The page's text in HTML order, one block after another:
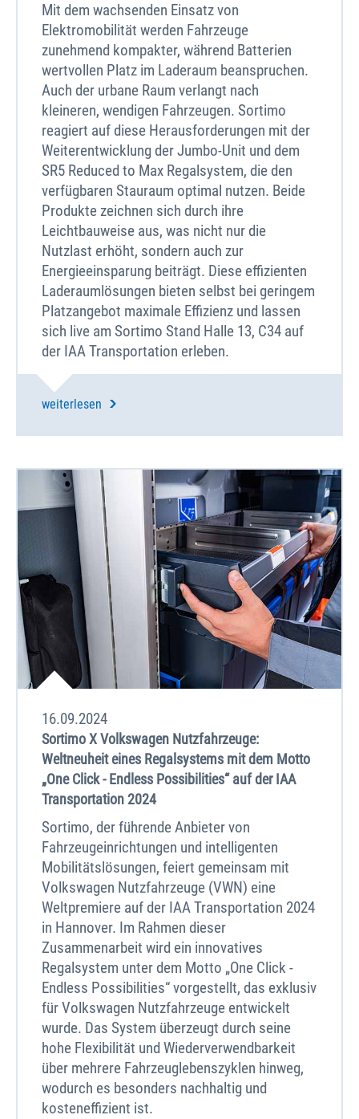
Mit dem wachsenden Einsatz von
Elektromobilität werden Fahrzeuge
zunehmend kompakter, während Batterien
wertvollen Platz im Laderaum beanspruchen.
Auch der urbane Raum verlangt nach
kleineren, wendigen Fahrzeugen. Sortimo
reagiert auf diese Herausforderungen mit der
Weiterentwicklung der Jumbo-Unit und dem
SR5 Reduced to Max Regalsystem, die den
verfügbaren Stauraum optimal nutzen. Beide
Produkte zeichnen sich durch ihre
Leichtbauweise aus, was nicht nur die
Nutzlast erhöht, sondern auch zur
Energieeinsparung beiträgt. Diese effizienten
Laderaumlösungen bieten selbst bei geringem
Platzangebot maximale Effizienz und lassen
sich live am Sortimo Stand Halle 13, C34 auf
der IAA Transportation erleben.
weiterlesen
16.09.2024
Sortimo X Volkswagen Nutzfahrzeuge:
Weltneuheit eines Regalsystems mit dem Motto
„One Click - Endless Possibilities“ auf der IAA
Transportation 2024
Sortimo, der führende Anbieter von
Fahrzeugeinrichtungen und intelligenten
Mobilitätslösungen, feiert gemeinsam mit
Volkswagen Nutzfahrzeuge (VWN) eine
Weltpremiere auf der IAA Transportation 2024
in Hannover. Im Rahmen dieser
Zusammenarbeit wird ein innovatives
Regalsystem unter dem Motto „One Click -
Endless Possibilities“ vorgestellt, das exklusiv
für Volkswagen Nutzfahrzeuge entwickelt
wurde. Das System überzeugt durch seine
hohe Flexibilität und Wiederverwendbarkeit
über mehrere Fahrzeuglebenszyklen hinweg,
wodurch es besonders nachhaltig und
kosteneffizient ist.